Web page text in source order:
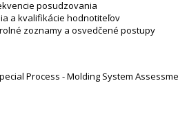
posudzovania
a kvalifikácie hodnotiteľov
zoznamy a osvedčené postupy
Process - Molding System